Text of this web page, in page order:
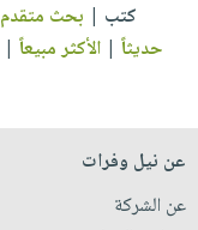
كتب | بحث متقدم
حديثاً |الأكثر مبيعاً |
عن نيل وفرات
عن الشركة